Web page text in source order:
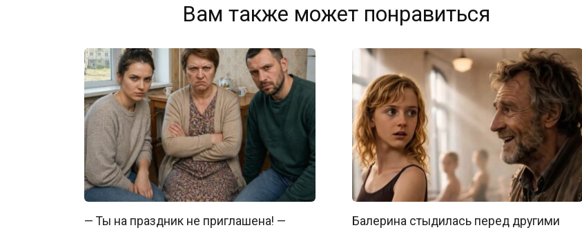
Вам также может понравиться
— Ты на праздник не приглашена! —
Балерина стыдилась перед другими